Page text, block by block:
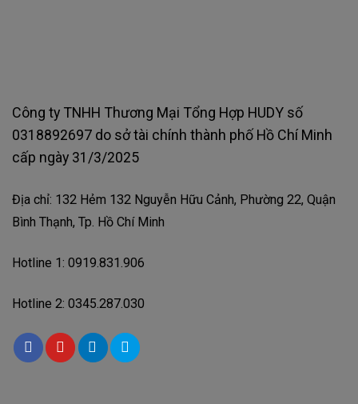
Công ty TNHH Thương Mại Tổng Hợp HUDY số
0318892697 do sở tài chính thành phố Hồ Chí Minh
cấp ngày 31/3/2025
Địa chỉ: 132 Hẻm 132 Nguyễn Hữu Cảnh, Phường 22, Quận
Bình Thạnh, Tp. Hồ Chí Minh
Hotline 1: 0919.831.906
Hotline 2: 0345.287.030